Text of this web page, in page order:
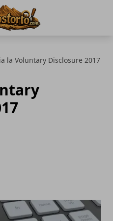
la Voluntary Disclosure 2017